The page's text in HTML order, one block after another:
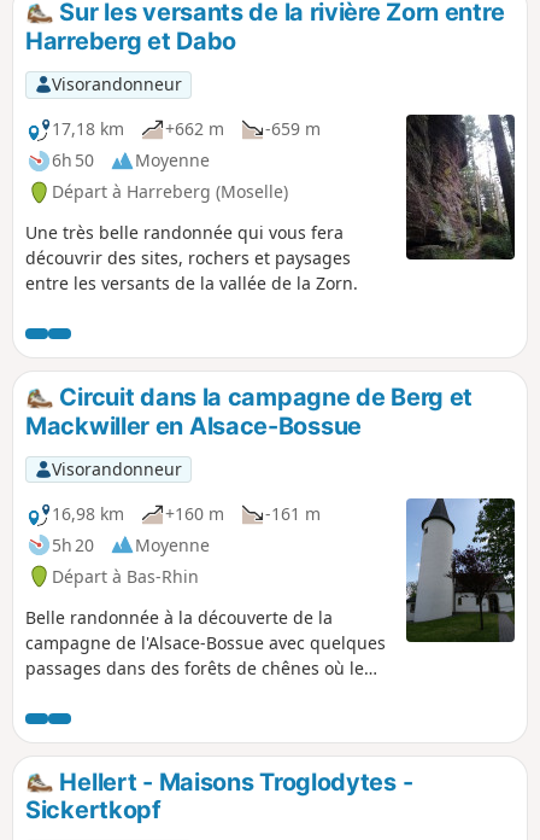
Sur les versants de la rivière Zorn entre
Harreberg et Dabo
Visorandonneur
17,18 km
+662 m
-659 m
6h 50
Moyenne
Départ à Harreberg (Moselle)
Une très belle randonnée qui vous fera
découvrir des sites, rochers et paysages
entre les versants de la vallée de la Zorn.
Circuit dans la campagne de Berg et
Mackwiller en Alsace-Bossue
Visorandonneur
16,98 km
+160 m
-161 m
5h 20
Moyenne
Départ à Bas-Rhin
Belle randonnée à la découverte de la
campagne de l'Alsace-Bossue avec quelques
passages dans des forêts de chênes où le
Hellert - Maisons Troglodytes -
Sickertkopf